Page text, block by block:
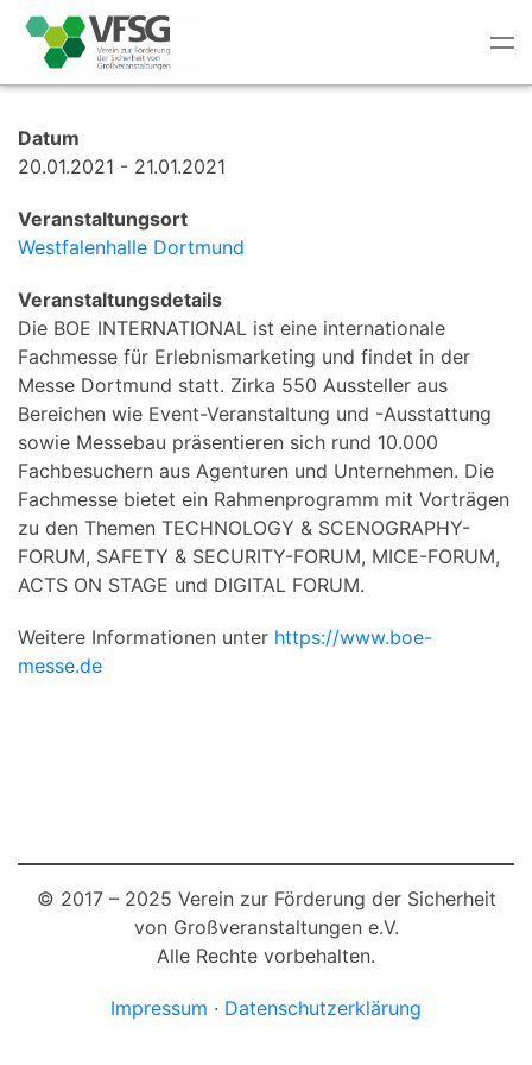
Datum
20.01.2021 - 21.01.2021
Veranstaltungsort
Westfalenhalle Dortmund
Veranstaltungsdetails
Die BOE INTERNATIONAL ist eine internationale
Fachmesse für Erlebnismarketing und findet in der
Messe Dortmund statt. Zirka 550 Aussteller aus
Bereichen wie Event-Veranstaltung und -Ausstattung
sowie Messebau präsentieren sich rund 10.000
Fachbesuchern aus Agenturen und Unternehmen. Die
Fachmesse bietet ein Rahmenprogramm mit Vorträgen
zu den Themen TECHNOLOGY & SCENOGRAPHY-
FORUM, SAFETY & SECURITY-FORUM, MICE-FORUM,
ACTS ON STAGE und DIGITAL FORUM.
Weitere Informationen unter https://www.boe-
messe.de
© 2017 – 2025 Verein zur Förderung der Sicherheit
von Großveranstaltungen e.V.
Alle Rechte vorbehalten.
Impressum · Datenschutzerklärung